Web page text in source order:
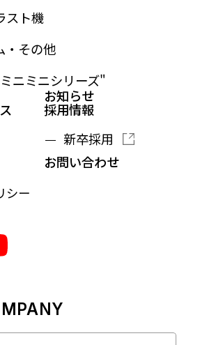
スト機
・その他
ニミニシリーズ"
お知らせ
採用情報
新卒採用
お問い合わせ
シー